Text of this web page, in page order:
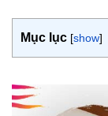
Mục lục [show]